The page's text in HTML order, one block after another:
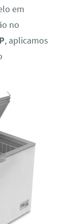
em
no
, aplicamos